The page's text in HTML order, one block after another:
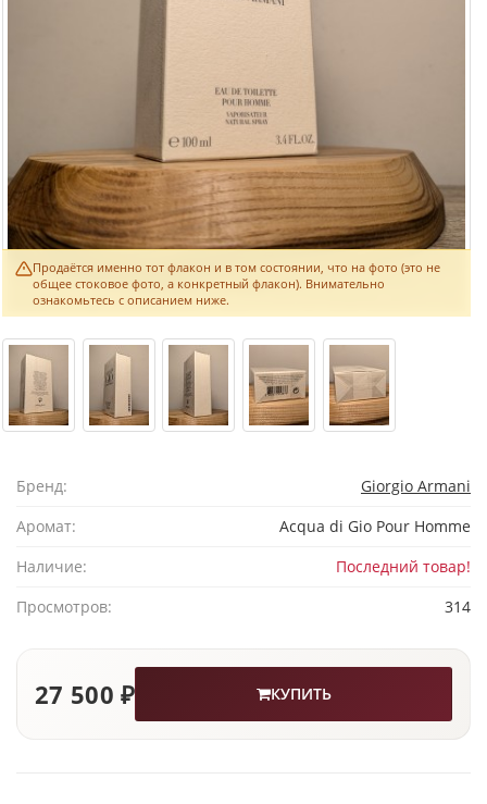
Продаётся именно тот флакон и в том состоянии, что на фото (это не
общее стоковое фото, а конкретный флакон). Внимательно
ознакомьтесь с описанием ниже.
Бренд:
Giorgio Armani
Аромат:
Acqua di Gio Pour Homme
Наличие:
Последний товар!
Просмотров:
314
27 500 ₽ КУПИТЬ